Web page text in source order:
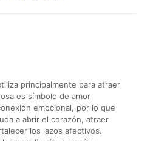
principalmente para atraer
es símbolo de amor
emocional, por lo que
a abrir el corazón, atraer
los lazos afectivos.